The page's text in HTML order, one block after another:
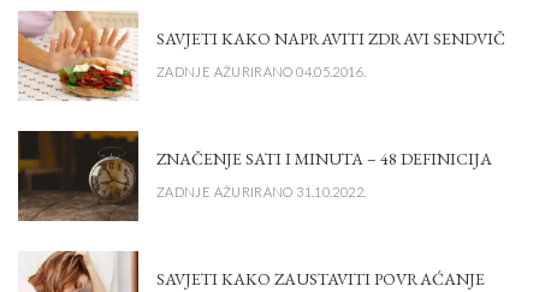
SAVJETI KAKO NAPRAVITI ZDRAVI SENDVIČ
ZADNJE AŽURIRANO 04.05.2016.
ZNAČENJE SATI I MINUTA – 48 DEFINICIJA
ZADNJE AŽURIRANO 31.10.2022.
SAVJETI KAKO ZAUSTAVITI POVRAĆANJE